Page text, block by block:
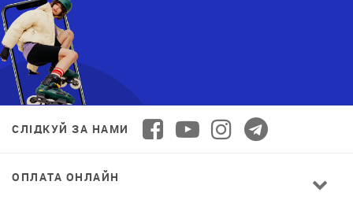
СЛІДКУЙ ЗА НАМИ
ОПЛАТА ОНЛАЙН